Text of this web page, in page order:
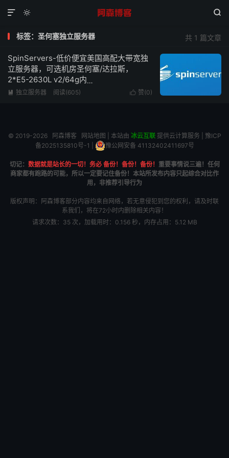
 

共 1 篇文章
标签：圣何塞独立服务器
SpinServers-低价便宜美国高配大带宽独
立服务器，可选机房圣何塞/达拉斯，
2*E5-2630L v2/64g内
存/1.6TSSD/10Gbps超大带宽低至$89/月
 赞(0)
 独立服务器 阅读(605)
© 2019-2026 阿森博客 网站地图 | 本站由 冰云互联提供云计算服务 | 豫ICP
备2025135810号-1
豫公网安备 41132402411697号
切记： 数据就是站长的一切！务必 备份！备份！备份！ 重要事情说三遍！任何
商家都有跑路的可能，所以一定要记住备份！本站所发布内容只起综合对比作
用，非推荐引导行为
版权声明：阿森博客部分内容均来自网络，若无意侵犯到您的权利，请及时联
系我们，将在72小时内删除相关内容！
请求次数：35 次，加载用时：0.156 秒，内存占用：5.12 MB